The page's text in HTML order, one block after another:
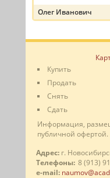
Олег Иванович
Купить
Продать
Снять
Сдать
Информация,
публичной офертой.
Адрес: г.
Телефоны: 8 (913)
e-mail: